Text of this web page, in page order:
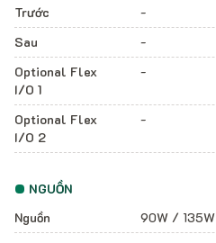
Trước
-
Sau
-
Optional Flex
I/O 1
-
Optional Flex
I/O 2
-
NGUỒN
Nguồn
90W / 135W